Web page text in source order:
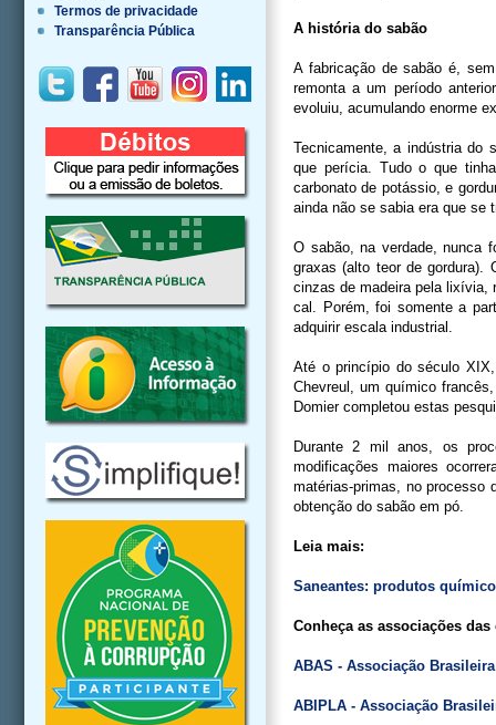
Termos de privacidade
Transparência Pública
A história do sabão
A fabricação de sabão é,
remonta a um período
evoluiu, acumulando enorme
Tecnicamente, a indústria do
que perícia. Tudo o que
carbonato de potássio, e
ainda não se sabia era que se
O sabão, na verdade, nunca
graxas (alto teor de gordura).
cinzas de madeira pela lixívia,
cal. Porém, foi somente a
adquirir escala industrial.
Até o princípio do século
Chevreul, um químico
Domier completou estas
Durante 2 mil anos, os
modificações maiores
matérias-primas, no processo
obtenção do sabão em pó.
Leia mais:
Saneantes: produtos
Conheça as associações das
ABAS - Associação
ABIPLA - Associação